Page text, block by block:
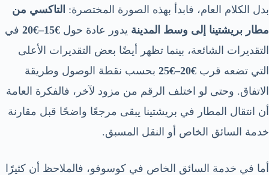
بدل الكلام العام، فابدأ بهذه الصورة المختصرة: التاكسي من
مطار بريشتينا إلى وسط المدينة يدور عادة حول €15–€20
في
التقديرات الشائعة، بينما تظهر أيضًا بعض التقديرات الأعلى
التي تضعه قرب €20–€25
بحسب نقطة الوصول وطريقة
الاتفاق. وحتى لو اختلف الرقم من مزود لآخر، فالفكرة العامة
أن انتقال المطار في بريشتينا يبقى مرجعًا واضحًا قبل مقارنة
خدمة السائق الخاص أو النقل المسبق.
أما في خدمة السائق الخاص في كوسوفو، فالملاحظ أن كثيرًا